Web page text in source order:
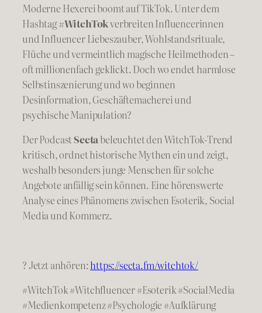
Moderne Hexerei boomt auf TikTok. Unter dem
Hashtag#WitchTokverbreiten Influencerinnen
und Influencer Liebeszauber, Wohlstandsrituale,
Flüche und vermeintlich magische Heilmethoden –
oft millionenfach geklickt. Doch wo endet harmlose
Selbstinszenierung und wo beginnen
Desinformation, Geschäftemacherei und
psychische Manipulation?
Der PodcastSectabeleuchtet den WitchTok-Trend
kritisch, ordnet historische Mythen ein und zeigt,
weshalb besonders junge Menschen für solche
Angebote anfällig sein können. Eine hörenswerte
Analyse eines Phänomens zwischen Esoterik, Social
Media und Kommerz.
? Jetzt anhören:https://secta.fm/witchtok/
#WitchTok #Witchfluencer #Esoterik #SocialMedia
#Medienkompetenz #Psychologie #Aufklärung